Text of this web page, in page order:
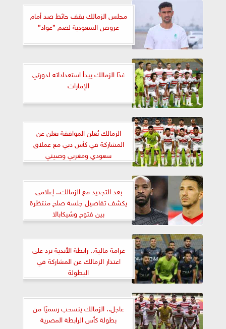
مجلس الزمالك يقف حائط صد أمام
عروض السعودية لضم ”عواد”
غدًا الزمالك يبدأ استعداداته لدورتي
الإمارات
الزمالك يُعلن الموافقة يعلن عن
المشاركة في كأس دبي مع عملاق
سعودي ومغربي وصيني
بعد التجديد مع الزمالك.. إعلامى
يكشف تفاصيل جلسة صلح منتظرة
بين فتوح وشيكابالا
غرامة مالية.. رابطة الأندية ترد على
اعتذار الزمالك عن المشاركة في
البطولة
عاجل.. الزمالك ينسحب رسميًا من
بطولة كأس الرابطة المصرية